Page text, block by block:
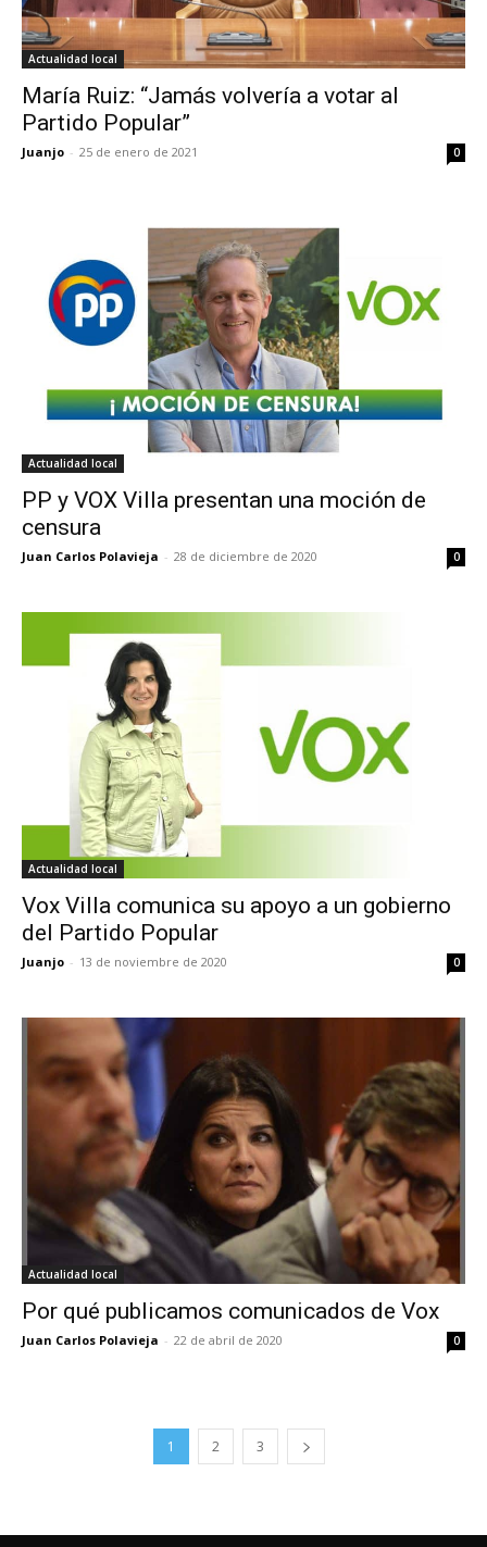
Actualidad local
María Ruiz: “Jamás volvería a votar al
Partido Popular”
Juanjo - 25 de enero de 2021 0
Actualidad local
PP y VOX Villa presentan una moción de
censura
Juan Carlos Polavieja - 28 de diciembre de 2020 0
Actualidad local
Vox Villa comunica su apoyo a un gobierno
del Partido Popular
Juanjo - 13 de noviembre de 2020 0
Actualidad local
Por qué publicamos comunicados de Vox
Juan Carlos Polavieja - 22 de abril de 2020 0
1 2 3